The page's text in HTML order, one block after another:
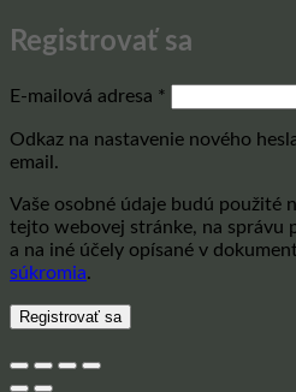
Registrovať sa
E-mailová adresa *
Odkaz na nastavenie nového
email.
Vaše osobné údaje budú použité
tejto webovej stránke, na správu
a na iné účely opísané v
súkromia.
Registrovať sa